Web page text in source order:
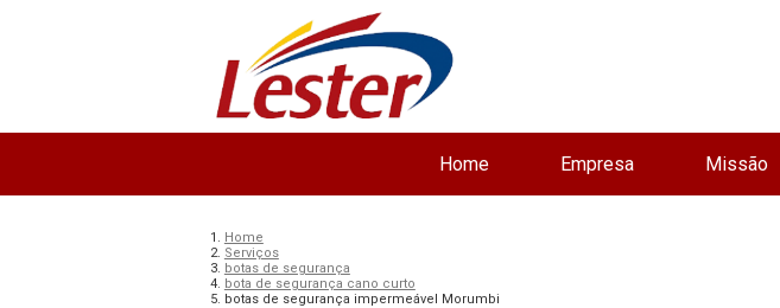
Home Empresa Missão
Home
Serviços
botas de segurança
bota de segurança cano curto
botas de segurança impermeável Morumbi